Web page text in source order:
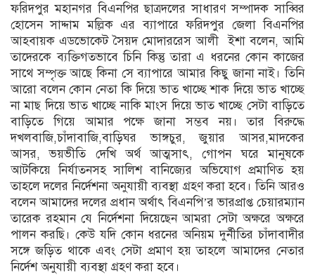
ফরিদপুর মহানগর বিএনপির ছাত্রদলের সাধারণ সম্পাদক সাব্বির
হোসেন সাদ্দাম মল্লিক এর ব্যাপারে ফরিদপুর জেলা বিএনপির
আহবায়ক এডভোকেট সৈয়দ মোদাররেস আলী ইশা বলেন, আমি
তাদেরকে ব্যক্তিগতভাবে চিনি কিন্তু তারা এ ধরনের কোন কাজের
সাথে সম্পৃক্ত আছে কিনা সে ব্যাপারে আমার কিছু জানা নাই। তিনি
আরো বলেন কোন নেতা কি দিয়ে ভাত খাচ্ছে শাক দিয়ে ভাত খাচ্ছে
না মাছ দিয়ে ভাত খাচ্ছে নাকি মাংস দিয়ে ভাত খাচ্ছে সেটা বাড়িতে
বাড়িতে গিয়ে আমার পক্ষে জানা সম্ভব নয়। তার বিরুদ্ধে
দখলবাজি,চাঁদাবাজি,বাড়িঘর ভাঙ্গচুর, জুয়ার আসর,মাদকের
আসর, ভয়ভীতি দেখি অর্থ আত্মসাৎ, গোপন ঘরে মানুষকে
আটকিয়ে নির্যাতনসহ সালিশ বানিজ্যের অভিযোগ প্রমাণিত হয়
তাহলে দলের নির্দেশনা অনুযায়ী ব্যবস্থা গ্রহণ করা হবে। তিনি আরও
বলেন আমাদের দলের প্রধান অর্থাৎ বিএনপি’র ভারপ্রাপ্ত চেয়ারম্যান
তারেক রহমান যে নির্দেশনা দিয়েছেন আমরা সেটা অক্ষরে অক্ষরে
পালন করছি। কেউ যদি কোন ধরনের অনিয়ম দুর্নীতির চাঁদাবাদীর
সঙ্গে জড়িত থাকে এবং সেটা প্রমাণ হয় তাহলে আমাদের নেতার
নির্দেশ অনুযায়ী ব্যবস্থা গ্রহণ করা হবে।